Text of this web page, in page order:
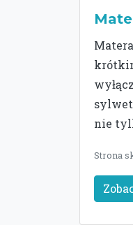
nie
Strona